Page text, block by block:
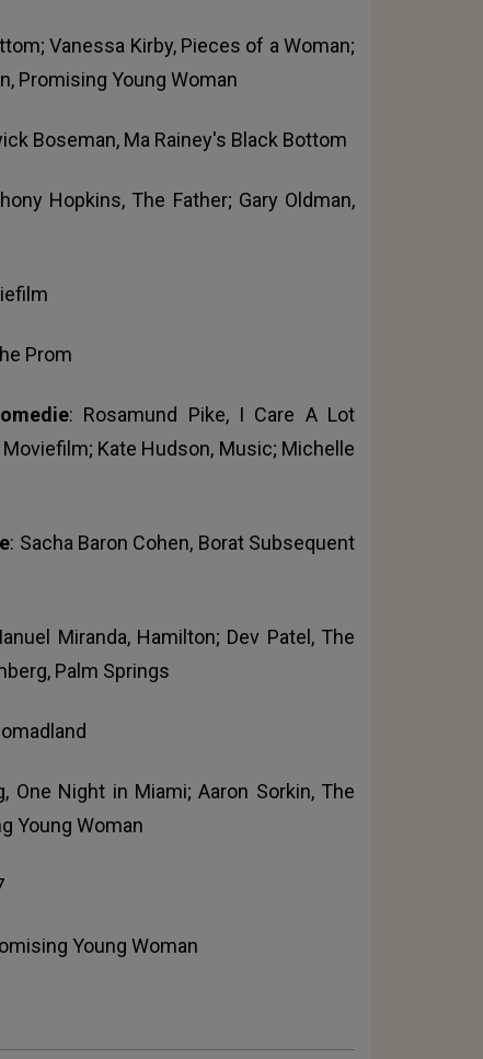
Vanessa Kirby, Pieces of a Woman;
Promising Young Woman
Boseman, Ma Rainey's Black Bottom
Hopkins, The Father; Gary Oldman,
Prom
: Rosamund Pike, I Care A Lot
Kate Hudson, Music; Michelle
: Sacha Baron Cohen, Borat Subsequent
Miranda, Hamilton; Dev Patel, The
Palm Springs
One Night in Miami; Aaron Sorkin, The
Young Woman
Young Woman